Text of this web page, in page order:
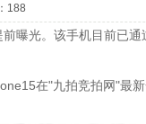
188
曝光。该手机目前已通
在"九拍竞拍网"最